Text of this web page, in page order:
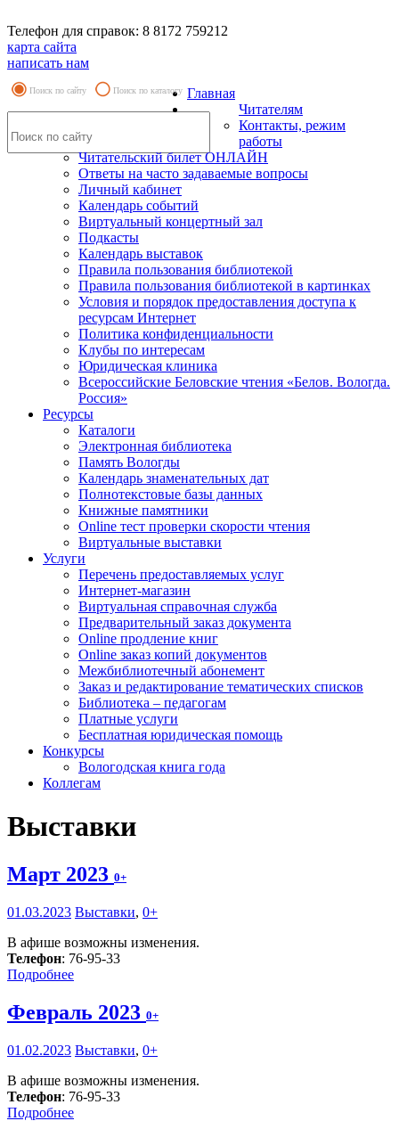
Телефон для справок: 8 8172 759212
карта сайта
написать нам
Поиск по сайту Поиск по каталогу Главная
Читателям
Контакты, режим
работы
Читательский билет ОНЛАЙН
Ответы на часто задаваемые вопросы
Личный кабинет
Календарь событий
Виртуальный концертный зал
Подкасты
Календарь выставок
Правила пользования библиотекой
Правила пользования библиотекой в картинках
Условия и порядок предоставления доступа к
ресурсам Интернет
Политика конфиденциальности
Клубы по интересам
Юридическая клиника
Всероссийские Беловские чтения «Белов. Вологда.
Россия»
Ресурсы
Каталоги
Электронная библиотека
Память Вологды
Календарь знаменательных дат
Полнотекстовые базы данных
Книжные памятники
Online тест проверки скорости чтения
Виртуальные выставки
Услуги
Перечень предоставляемых услуг
Интернет-магазин
Виртуальная справочная служба
Предварительный заказ документа
Online продление книг
Online заказ копий документов
Межбиблиотечный абонемент
Заказ и редактирование тематических списков
Библиотека – педагогам
Платные услуги
Бесплатная юридическая помощь
Конкурсы
Вологодская книга года
Коллегам
Выставки
Март 2023 0+
01.03.2023 Выставки, 0+
В афише возможны изменения.
Телефон: 76-95-33
Подробнее
Февраль 2023 0+
01.02.2023 Выставки, 0+
В афише возможны изменения.
Телефон: 76-95-33
Подробнее